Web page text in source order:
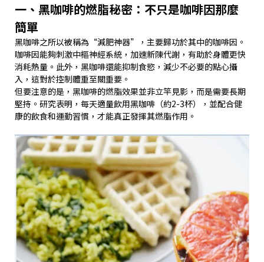
一、黑咖啡的燃脂秘密：不只是咖啡因那麼
簡單
黑咖啡之所以被稱為“減肥神器”，主要歸功於其中的咖啡因。
咖啡因能夠刺激中樞神經系統，加速新陳代謝，有助於身體更快
消耗熱量。此外，黑咖啡還能抑制食慾，減少不必要的點心攝
入，這對於控制體重至關重要。
但要注意的是，黑咖啡的燃脂效果並非立竿見影，而是需要長期
堅持。研究表明，每天適量飲用黑咖啡（約2-3杯），並配合健
康的飲食和運動習慣，才能真正發揮其燃脂作用。